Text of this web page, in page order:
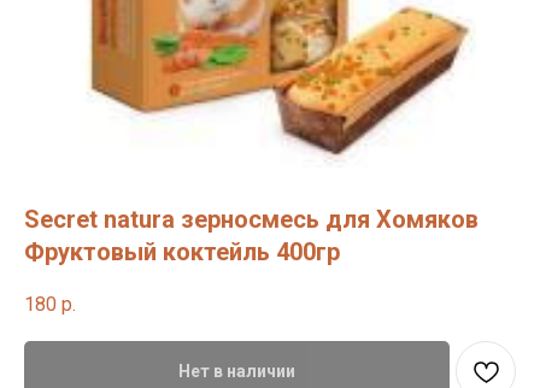
Secret natura зерносмесь для Хомяков
Фруктовый коктейль 400гр
180 р.
Нет в наличии